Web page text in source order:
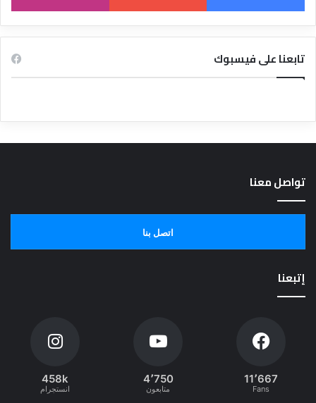
تابعنا على فيسبوك
تواصل معنا
اتصل بنا
إتبعنا
11٬667
Fans
4٬750
متابعون
458k
انستجرام